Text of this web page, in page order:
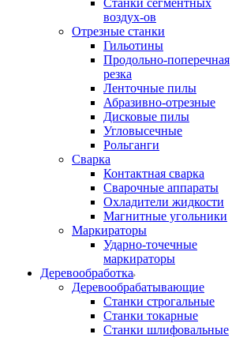
Станки сегментных
воздух-ов
Отрезные станки
Гильотины
Продольно-поперечная
резка
Ленточные пилы
Абразивно-отрезные
Дисковые пилы
Угловысечные
Рольганги
Сварка
Контактная сварка
Сварочные аппараты
Охладители жидкости
Магнитные угольники
Маркираторы
Ударно-точечные
маркираторы
Деревообработка
Деревообрабатывающие
Станки строгальные
Станки токарные
Станки шлифовальные